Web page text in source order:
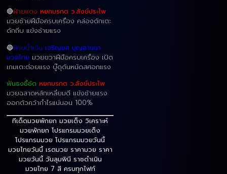
🔴ฝ่ายแดง หยกมรกต ว.สังข์ประไพ
มวยซ้ายฝีมือครบเครื่อง คล่องดักเตะ
ดักถีบ แข้งซ้ายแรง
🔵ฝ่ายน้ำเงิน เจริญยศ บุญลานนา
มวยไทย มวยขวาฝีมือครบเครื่อง เปิด
เกมเตะต่อยแรง บู๊ดุดันหมัดสศอกแรง
ฟันธงชี้ชัด หยกมรกต ว.สังข์ประไพ
มวยฉลาดหลักเหลี่ยมดี แข้งซ้ายแรง
ออกตัวคว้ากำไรแน่นอน 100%
ทีเด็ดมวยพักยก มวยเต็ง วิเคราะห์
มวยพักยก โปรแกรมมวยเต็ง
โปรแกรมมวย โปรแกรมมวยวันนี้
มวยไทยวันนี้ เรตมวย ราคามวย ราคา
มวยวันนี้ วันลุมพินี ราชดำเนิน
มวยไทย 7 สี ครบทุกไฟท์